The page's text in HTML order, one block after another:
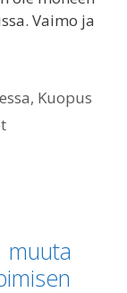
Vaimo ja
, Kuopus
muuta